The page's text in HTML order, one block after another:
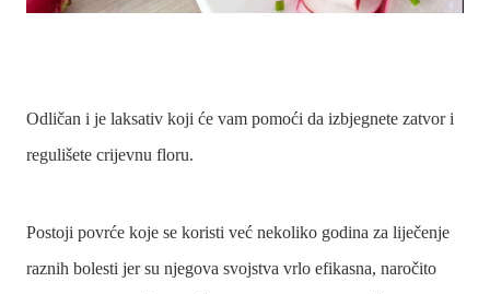
Odličan i je laksativ koji će vam pomoći da izbjegnete zatvor i
regulišete crijevnu floru.
Postoji povrće koje se koristi već nekoliko godina za liječenje
raznih bolesti jer su njegova svojstva vrlo efikasna, naročito